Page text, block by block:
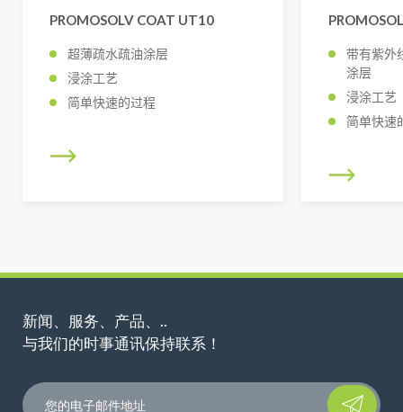
PROMOSOLV COAT UT10
超薄疏水疏油涂层
浸涂工艺
简单快速的过程
带有紫外
涂层
浸涂工艺
简单快速
新闻、服务、产品、..
与我们的时事通讯保持联系！
Please